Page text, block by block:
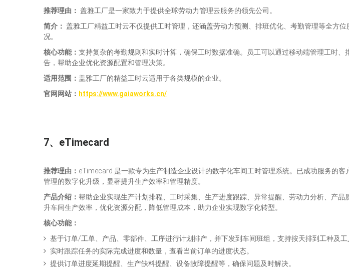
推荐理由 ： 盖雅工厂是一家致力于提供全球劳动力管理云服务的领先公司。
简介 ： 盖雅工厂精益工时云不仅提供工时管理，还涵盖劳动力预测、排班优化、考勤管理等全方
况。
核心功能： 支持复杂的考勤规则和实时计算，确保工时数据准确。员工可以通过移动端管理工时
告，帮助企业优化资源配置和管理决策。
适用范围： 盖雅工厂的精益工时云适用于各类规模的企业。
官网网站 ： https://www.gaiaworks.cn/
7、eTimecard
推荐理由： eTimecard 是一款专为生产制造企业设计的数字化车间工时管理系统。已成功服务的客
管理的数字化升级，显著提升生产效率和管理精度。
产品介绍： 帮助企业实现生产计划排程、工时采集、生产进度跟踪、异常提醒、劳动力分析、产
升车间生产效率，优化资源分配，降低管理成本，助力企业实现数字化转型。
核心功能：
基于订单/工单、产品、零部件、工序进行计划排产，并下发到车间班组，支持按天排到工种及工
实时跟踪任务的实际完成进度和数量，查看当前订单的进度状态。
提供订单进度延期提醒、生产缺料提醒、设备故障提醒等，确保问题及时解决。